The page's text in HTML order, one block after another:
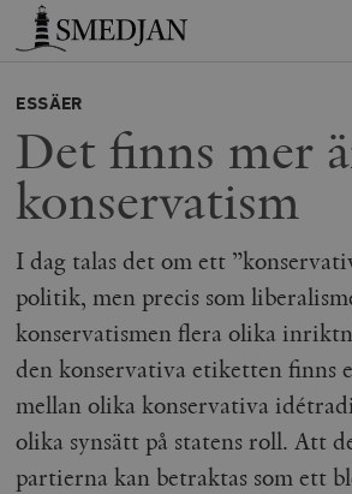
Timbro
ESSÄER
Det finns mer
konservatism
I dag talas det om ett
politik, men precis som
konservatismen flera olika
den konservativa etiketten finns
mellan olika konservativa
olika synsätt på statens roll. Att
partierna kan betraktas som ett